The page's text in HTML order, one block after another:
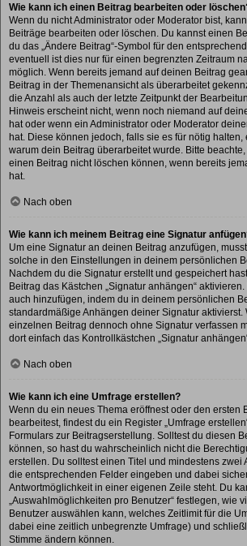
Wie kann ich einen Beitrag bearbeiten oder
Wenn du nicht Administrator oder Moderator bist,
Beiträge bearbeiten oder löschen. Du kannst einen
du das „Ändere Beitrag“-Symbol für den
eventuell ist dies nur für einen begrenzten Zeitraum
möglich. Wenn bereits jemand auf deinen Beitrag
Beitrag in der Themenansicht als überarbeitet
die Anzahl als auch der letzte Zeitpunkt der
Hinweis erscheint nicht, wenn noch niemand auf
hat oder wenn ein Administrator oder Moderator
hat. Diese können jedoch, falls sie es für nötig
warum dein Beitrag überarbeitet wurde. Bitte
einen Beitrag nicht löschen können, wenn bereits
hat.
Nach oben
Wie kann ich meinem Beitrag eine Signatur
Um eine Signatur an deinen Beitrag anzufügen,
solche in den Einstellungen in deinem persönlichen
Nachdem du die Signatur erstellt und gespeichert
Beitrag das Kästchen „Signatur anhängen“
auch hinzufügen, indem du in deinem persönlichen
standardmäßige Anhängen deiner Signatur aktivierst.
einzelnen Beitrag dennoch ohne Signatur verfassen
dort einfach das Kontrollkästchen „Signatur
Nach oben
Wie kann ich eine Umfrage erstellen?
Wenn du ein neues Thema eröffnest oder den ersten
bearbeitest, findest du ein Register „Umfrage
Formulars zur Beitragserstellung. Solltest du diesen
können, so hast du wahrscheinlich nicht die
erstellen. Du solltest einen Titel und mindestens zwei
die entsprechenden Felder eingeben und dabei
Antwortmöglichkeit in einer eigenen Zeile steht. Du
„Auswahlmöglichkeiten pro Benutzer“ festlegen, wie
Benutzer auswählen kann, welches Zeitlimit für die
dabei eine zeitlich unbegrenzte Umfrage) und
Stimme ändern können.